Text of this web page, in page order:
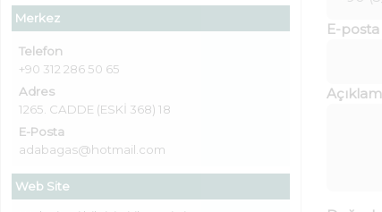
Merkez
Telefon
+90 312 286 50 65
Adres
1265. CADDE (ESKİ 368) 18
E-Posta
adabagas@hotmail.com
Web Site
E-posta